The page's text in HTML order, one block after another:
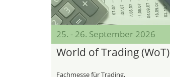
25. - 26. September 2026
World of Trading (WoT)
Fachmesse für Trading,